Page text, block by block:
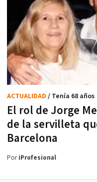
El rol de Jorge
de la servilleta
Barcelona
ACTUALIDAD / Tenía 68 años
PoriProfesional